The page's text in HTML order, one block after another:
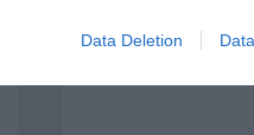
Data Deletion